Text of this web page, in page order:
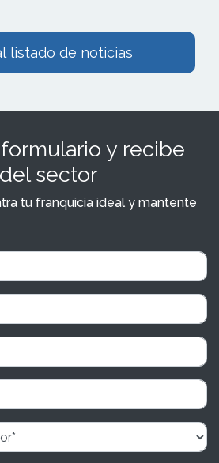
listado de noticias
y recibe
sector
tu franquicia ideal y mantente